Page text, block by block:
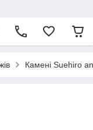
Камені Suehiro